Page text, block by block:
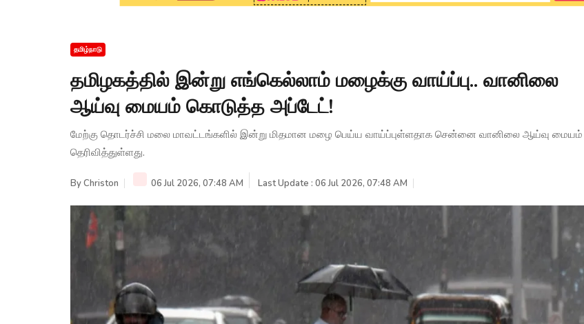
தமிழ்நாடு
தமிழகத்தில் இன்று எங்கெல்லாம் மழைக்கு வாய்ப்பு.. வானிலை
ஆய்வு மையம் கொடுத்த அப்டேட்!
மேற்கு தொடர்ச்சி மலை மாவட்டங்களில் இன்று மிதமான மழை பெய்ய வாய்ப்புள்ளதாக சென்னை வானிலை ஆய்வு மையம்
தெரிவித்துள்ளது.
ByChriston 06 Jul 2026, 07:48 AM Last Update : 06 Jul 2026, 07:48 AM